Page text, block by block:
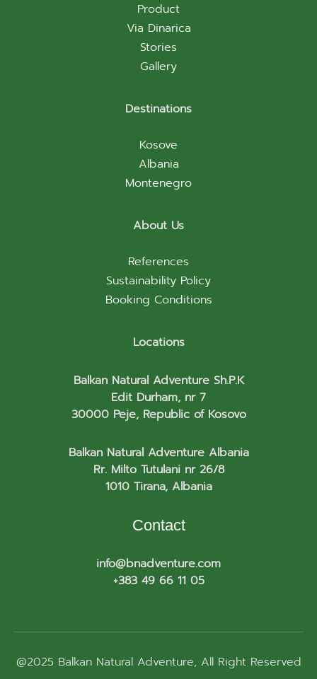
Product
Via Dinarica
Stories
Gallery
Destinations
Kosove
Albania
Montenegro
About Us
References
Sustainability Policy
Booking Conditions
Locations
Balkan Natural Adventure Sh.P.K
Edit Durham, nr 7
30000 Peje, Republic of Kosovo
Balkan Natural Adventure Albania
Rr. Milto Tutulani nr 26/8
1010 Tirana, Albania
Contact
info@bnadventure.com
+383 49 66 11 05
@2025Balkan Natural Adventure, All Right Reserved